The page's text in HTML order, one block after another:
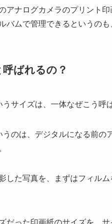
アナログカメラのプリント
バムで管理できるというの
呼ばれるの？
サイズは、一体なぜこう呼
うのは、デジタルになる前の
した写真を、まずはフィル